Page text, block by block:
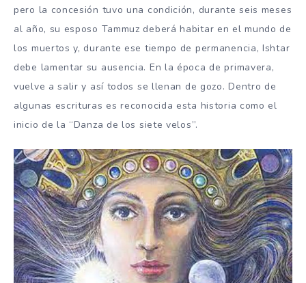
pero la concesión tuvo una condición, durante seis meses
al año, su esposo Tammuz deberá habitar en el mundo de
los muertos y, durante ese tiempo de permanencia, Ishtar
debe lamentar su ausencia. En la época de primavera,
vuelve a salir y así todos se llenan de gozo. Dentro de
algunas escrituras es reconocida esta historia como el
inicio de la “Danza de los siete velos”.